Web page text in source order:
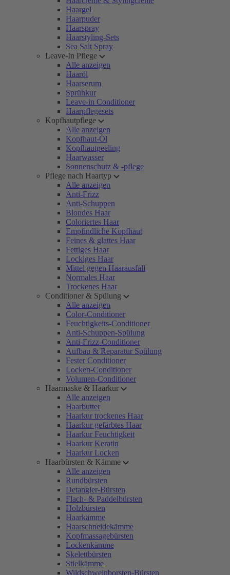
Haargel
Haarpuder
Haarspray
Haarstyling-Sets
Sea Salt Spray
Leave-In Pflege
Alle anzeigen
Haaröl
Haarserum
Sprühkur
Leave-in Conditioner
Haarpflegesets
Kopfhautpflege
Alle anzeigen
Kopfhaut-Öl
Kopfhautpeeling
Haarwasser
Sonnenschutz & -pflege
Pflege nach Haartyp
Alle anzeigen
Anti-Frizz
Anti-Schuppen
Blondes Haar
Coloriertes Haar
Empfindliche Kopfhaut
Feines & glattes Haar
Fettiges Haar
Lockiges Haar
Mittel gegen Haarausfall
Normales Haar
Trockenes Haar
Conditioner & Spülung
Alle anzeigen
Color-Conditioner
Feuchtigkeits-Conditioner
Anti-Schuppen-Spülung
Anti-Frizz-Conditioner
Aufbau & Reparatur Spülung
Fester Conditioner
Locken-Conditioner
Volumen-Conditioner
Haarmaske & Haarkur
Alle anzeigen
Haarbutter
Haarkur trockenes Haar
Haarkur gefärbtes Haar
Haarkur Feuchtigkeit
Haarkur Keratin
Haarkur Locken
Haarbürsten & Kämme
Alle anzeigen
Rundbürsten
Detangler-Bürsten
Flach- & Paddelbürsten
Holzbürsten
Haarkämme
Haarschneidekämme
Kopfmassagebürsten
Lockenkämme
Skelettbürsten
Stielkämme
Wildschweinborsten-Bürsten